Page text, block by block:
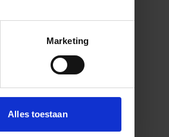
Marketing
Alles toestaan
Volgens
in de
vinden
inzien dat